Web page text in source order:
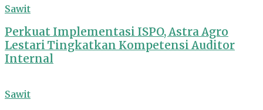
Sawit
Perkuat Implementasi ISPO, Astra Agro
Lestari Tingkatkan Kompetensi Auditor
Internal
Sawit